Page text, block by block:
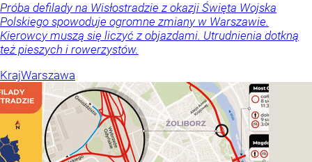
Próba defilady na Wisłostradzie z okazji Święta Wojska
Polskiego spowoduje ogromne zmiany w Warszawie.
Kierowcy muszą się liczyć z objazdami. Utrudnienia dotkną
też pieszych i rowerzystów.
KrajWarszawa